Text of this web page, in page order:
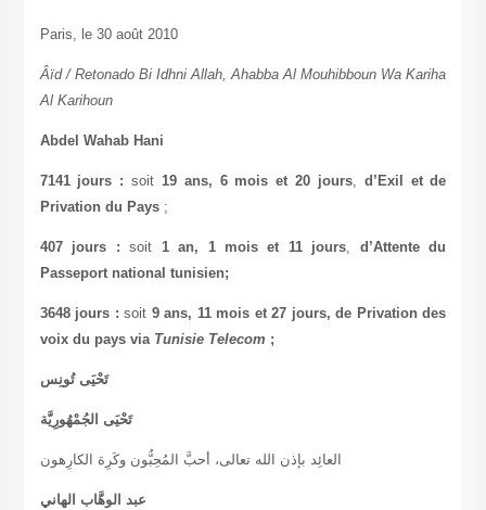
Paris, le 30 août 2010
Âïd / Retonado Bi Idhni Allah, Ahabba Al Mouhibboun Wa Kariha
Al Karihoun
Abdel Wahab Hani
7141 jours : soit 19 ans, 6 mois et 20 jours, d’Exil et de
Privation du Pays;
407 jours : soit 1 an, 1 mois et 11 jours, d’Attente du
Passeport national tunisien;
3648 jours : soit 9 ans, 11 mois et 27 jours, de Privation des
voix du pays via Tunisie Telecom ;
تَحْيَى تُونِس
تَحْيَى الجُمْهُورِيَّة
العائِد بإذن الله تعالى، أحبَّ المُحِبُّون وكَرِهَ الكارِهون
عبد الوهَّاب الهاني